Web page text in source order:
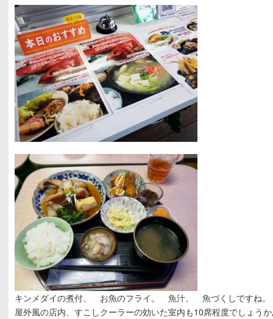
キンメダイの煮付、 お魚のフライ。 魚汁、 魚づくしですね。
屋外風の店内、すこしクーラーの効いた室内も10席程度でしょう